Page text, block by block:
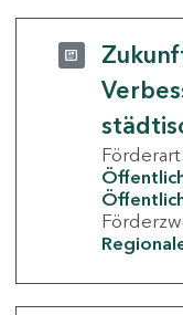
Förderart: